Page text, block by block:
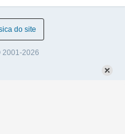
do site
2001-2026